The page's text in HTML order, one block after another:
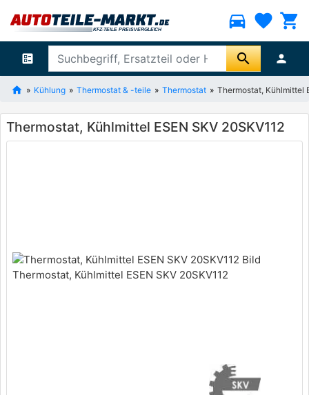
directions_car favorite shopping_cart
ballot search person
Kühlung Thermostat & -teile Thermostat Thermostat, Kühlmittel
Thermostat, Kühlmittel ESEN SKV 20SKV112